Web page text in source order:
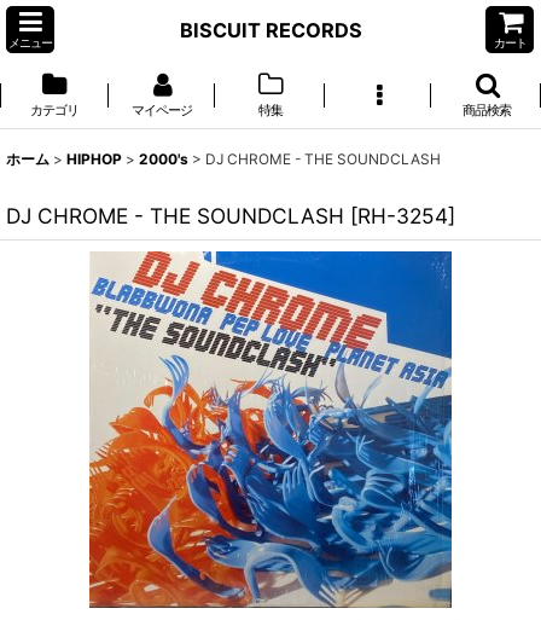
メニュー
BISCUIT RECORDS
カート
カテゴリ マイページ 特集 商品検索
ホーム > HIPHOP > 2000's > DJ CHROME - THE SOUNDCLASH
DJ CHROME - THE SOUNDCLASH [RH-3254]